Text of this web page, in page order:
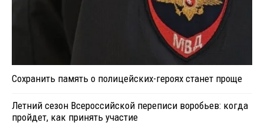
Сохранить память о полицейских-героях станет проще
Летний сезон Всероссийской переписи воробьев: когда
пройдет, как принять участие